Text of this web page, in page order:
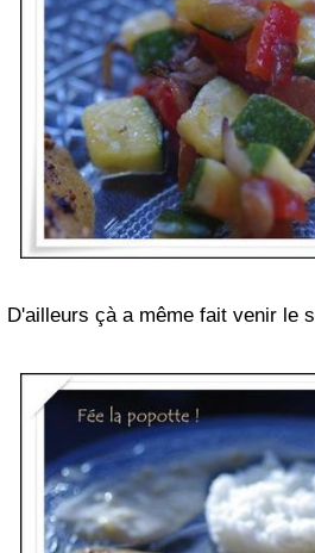
D'ailleurs çà a même fait venir le